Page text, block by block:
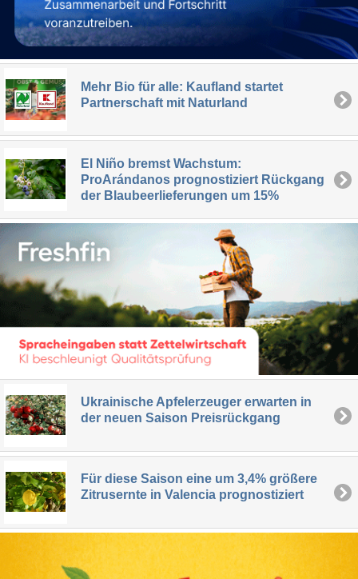
Mehr Bio für alle: Kaufland startet
Partnerschaft mit Naturland
El Niño bremst Wachstum:
ProArándanos prognostiziert Rückgang
der Blaubeerlieferungen um 15%
Ukrainische Apfelerzeuger erwarten in
der neuen Saison Preisrückgang
Für diese Saison eine um 3,4% größere
Zitrusernte in Valencia prognostiziert